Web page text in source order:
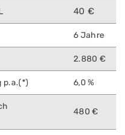
40 €
6 Jahre
2.880 €
p.a.(*) 6,0 %
480 €